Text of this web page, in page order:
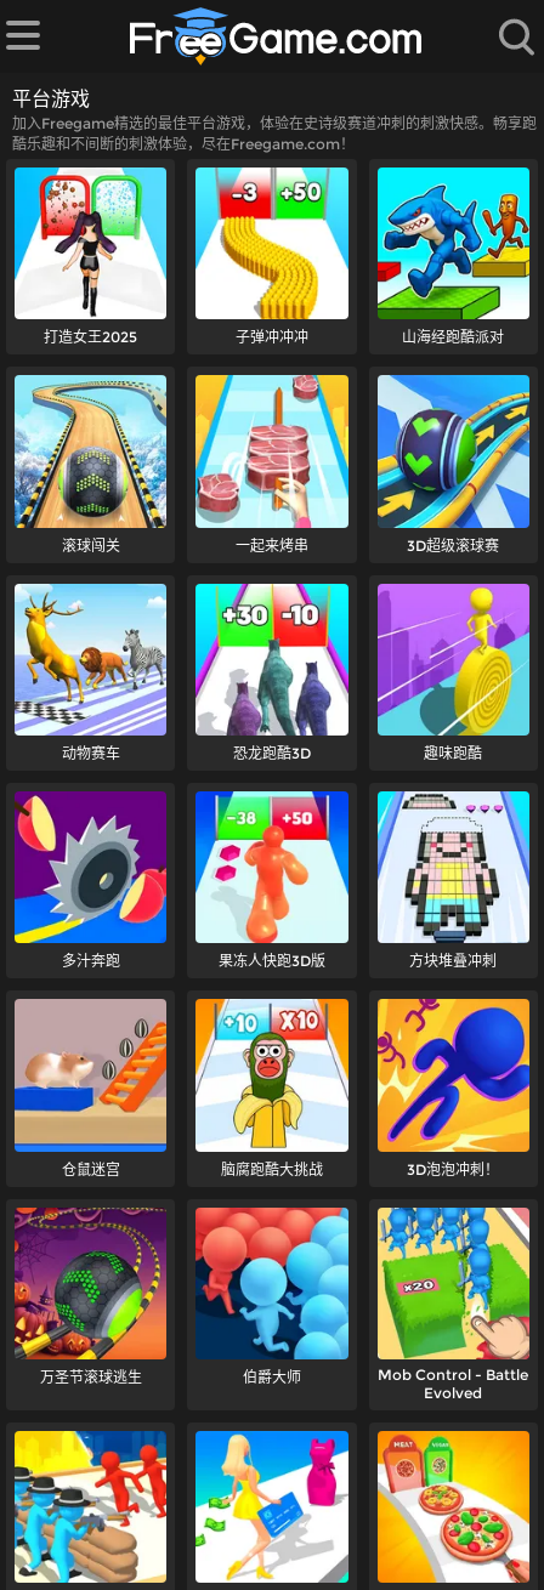
平台游戏
加入Freegame精选的最佳平台游戏，体验在史诗级赛道冲刺的刺激快感。畅享跑
酷乐趣和不间断的刺激体验，尽在Freegame.com！
打造女王2025 子弹冲冲冲 山海经跑酷派对
滚球闯关 一起来烤串 3D超级滚球赛
动物赛车 恐龙跑酷3D 趣味跑酷
多汁奔跑 果冻人快跑3D版 方块堆叠冲刺
仓鼠迷宫 脑腐跑酷大挑战 3D泡泡冲刺！
万圣节滚球逃生 伯爵大师
Mob Control - Battle
Evolved